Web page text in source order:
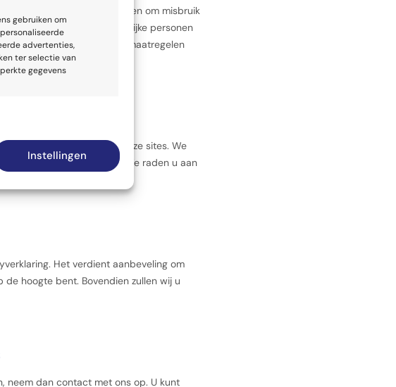
gebruiken om
advertenties,
ter selectie van
gegevens
Instellingen
beveiligingsmaatregelen om misbruik
wij dat alleen de noodzakelijke personen
is en dat onze veiligheidsmaatregelen
verwezen via links op deze sites. We
manier behandelen. We raden u aan
sites.
Het verdient aanbeveling om
hoogte bent. Bovendien zullen wij u
neem dan contact met ons op. U kunt